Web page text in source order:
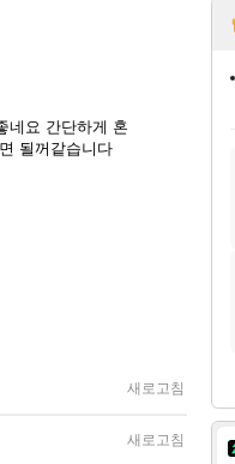
네요 간단하게 혼
될꺼같습니다
새로고침
새로고침